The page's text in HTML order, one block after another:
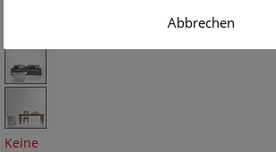
Keine
Abbrechen